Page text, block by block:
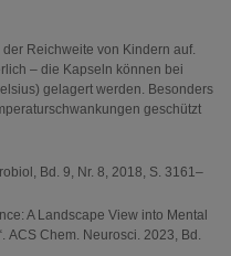
Reichweite von Kindern auf.
– die Kapseln können bei
gelagert werden. Besonders
geschützt
Bd. 9, Nr. 8, 2018, S. 3161–
A Landscape View into Mental
ACS Chem. Neurosci. 2023, Bd.